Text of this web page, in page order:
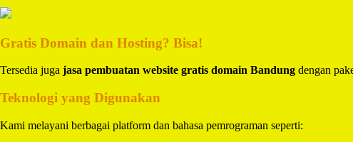
Gratis Domain dan Hosting? Bisa!
Tersedia juga jasa pembuatan website gratis domain Bandung dengan
Teknologi yang Digunakan
Kami melayani berbagai platform dan bahasa pemrograman seperti: